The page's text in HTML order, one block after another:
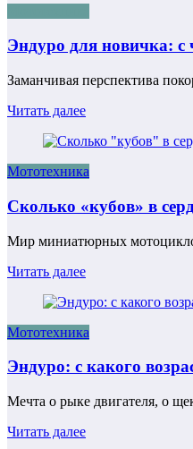
Эндуро для новичка: с
Заманчивая перспектива
Читать далее
Мототехника
Сколько «кубов» в
Мир миниатюрных
Читать далее
Мототехника
Эндуро: с какого
Мечта о рыке двигателя, о
Читать далее